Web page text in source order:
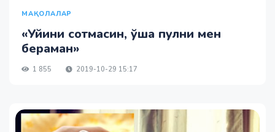
МАҚОЛАЛАР
«Уйини сотмасин, ўша пулни мен
бераман»
1 855 2019-10-29 15:17